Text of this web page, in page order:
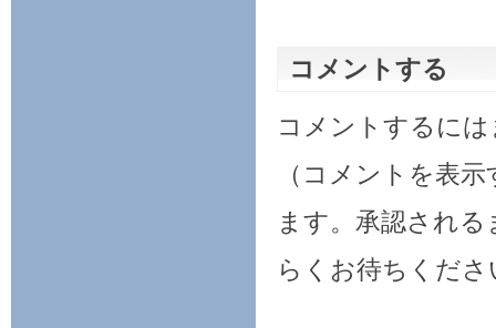
コメントする
コメントするには
（コメントを表
ます。承認され
らくお待ちくださ